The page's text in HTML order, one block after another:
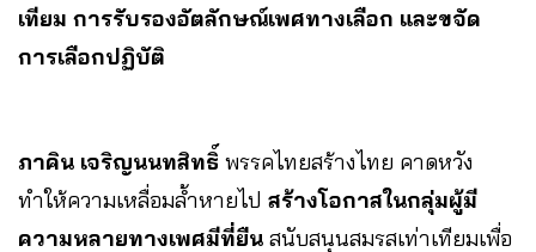
เทียม การรับรองอัตลักษณ์เพศทางเลือก และขจัด
การเลือกปฏิบัติ
ภาคิน เจริญนนทสิทธิ์ พรรคไทยสร้างไทย คาดหวัง
ทำให้ความเหลื่อมล้ำหายไป สร้างโอกาสในกลุ่มผู้มี
ความหลายทางเพศมีที่ยืน สนับสนุนสมรสเท่าเทียมเพื่อ